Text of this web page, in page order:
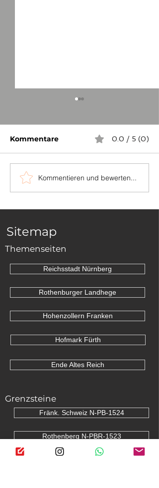
Wo sind die
Deutschrittersteine
Kommentare 0.0 / 5 (0)
Kommentieren und bewerten...
Sitemap
Themenseiten
Reichsstadt Nürnberg
Rothenburger Landhege
Hohenzollern Franken
Hofmark Fürth
Ende Altes Reich
Grenzsteine
Fränk. Schweiz N-PB-1524
Rothenberg N-PBR-1523